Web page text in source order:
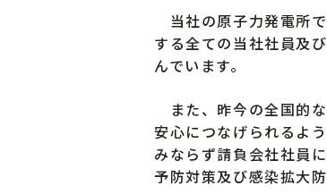
当社の原子力発電所
する全ての当社社員及
んでいます。
また、昨今の全国的
安心につなげられるよ
みならず請負会社社員
予防対策及び感染拡大